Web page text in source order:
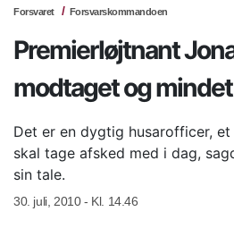
Forsvaret Forsvarskommandoen
Premierløjtnant
modtaget og mindet
Det er en dygtig husarofficer,
skal tage afsked med i dag,
sin tale.
30. juli, 2010 - Kl. 14.46